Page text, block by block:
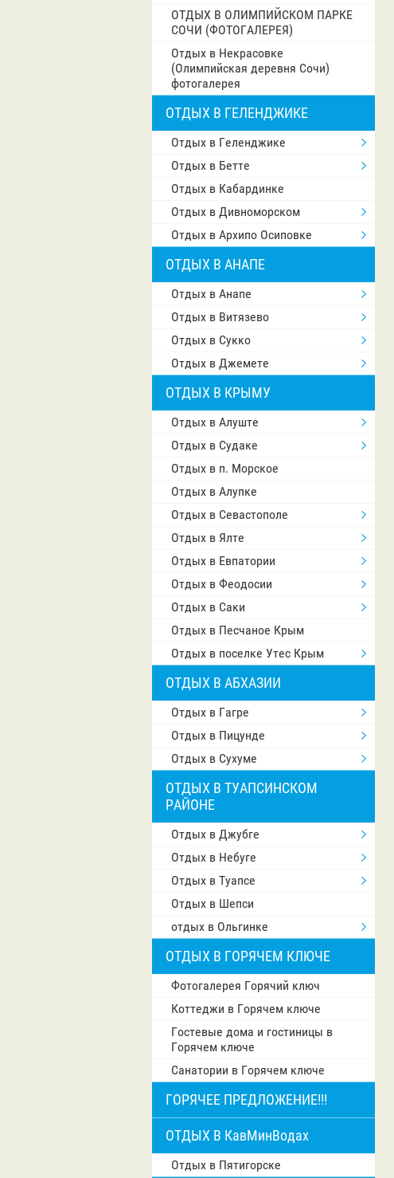
ОТДЫХ В ОЛИМПИЙСКОМ ПАРКЕ
СОЧИ (ФОТОГАЛЕРЕЯ)
Отдых в Некрасовке
(Олимпийская деревня Сочи)
фотогалерея
ОТДЫХ В ГЕЛЕНДЖИКЕ
Отдых в Геленджике
Отдых в Бетте
Отдых в Кабардинке
Отдых в Дивноморском
Отдых в Архипо Осиповке
ОТДЫХ В АНАПЕ
Отдых в Анапе
Отдых в Витязево
Отдых в Сукко
Отдых в Джемете
ОТДЫХ В КРЫМУ
Отдых в Алуште
Отдых в Судаке
Отдых в п. Морское
Отдых в Алупке
Отдых в Севастополе
Отдых в Ялте
Отдых в Евпатории
Отдых в Феодосии
Отдых в Саки
Отдых в Песчаное Крым
Отдых в поселке Утес Крым
ОТДЫХ В АБХАЗИИ
Отдых в Гагре
Отдых в Пицунде
Отдых в Сухуме
ОТДЫХ В ТУАПСИНСКОМ
РАЙОНЕ
Отдых в Джубге
Отдых в Небуге
Отдых в Туапсе
Отдых в Шепси
отдых в Ольгинке
ОТДЫХ В ГОРЯЧЕМ КЛЮЧЕ
Фотогалерея Горячий ключ
Коттеджи в Горячем ключе
Гостевые дома и гостиницы в
Горячем ключе
Санатории в Горячем ключе
ГОРЯЧЕЕ ПРЕДЛОЖЕНИЕ!!!
ОТДЫХ В КавМинВодах
Отдых в Пятигорске